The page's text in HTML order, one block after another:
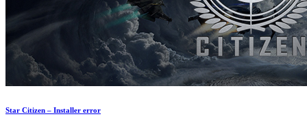
Star Citizen – Installer error